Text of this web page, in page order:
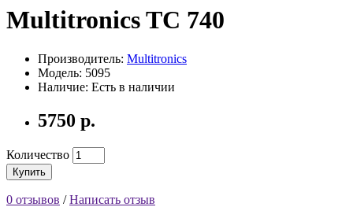
Multitronics TC 740
Производитель: Multitronics
Модель: 5095
Наличие: Есть в наличии
5750 р.
Количество
Купить
0 отзывов /Написать отзыв